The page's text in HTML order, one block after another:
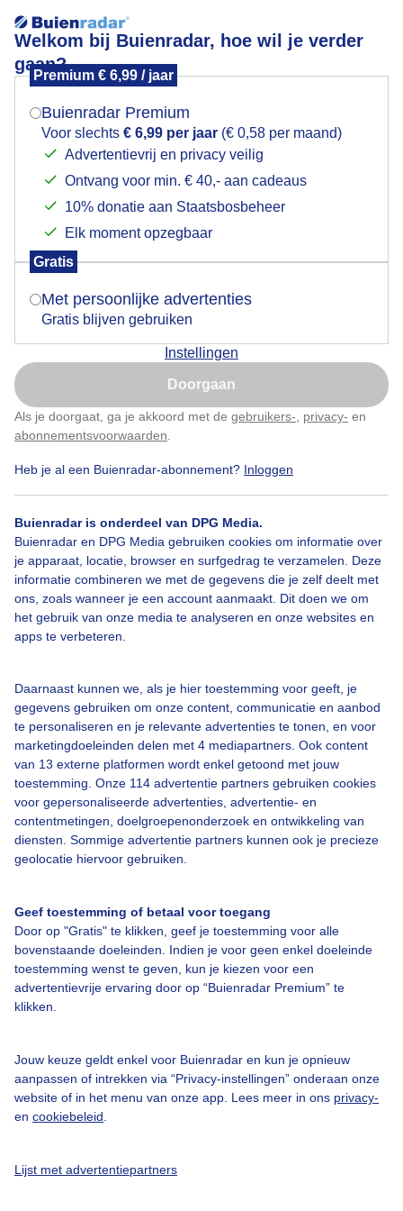
Welkom bij Buienradar, hoe wil je verder
gaan?
Premium € 6,99 / jaar
Buienradar Premium
Voor slechts € 6,99 per jaar (€ 0,58 per maand)
Advertentievrij en privacy veilig
Ontvang voor min. € 40,- aan cadeaus
10% donatie aan Staatsbosbeheer
Elk moment opzegbaar
Gratis
Met persoonlijke advertenties
Gratis blijven gebruiken
Instellingen
Doorgaan
Als je doorgaat, ga je akkoord met de gebruikers- privacy- en
abonnementsvoorwaarden
Heb je al een Buienradar-abonnement? Inloggen
Buienradar is onderdeel van DPG Media.
Buienradar en DPG Media gebruiken cookies om informatie over
je apparaat, locatie, browser en surfgedrag te verzamelen. Deze
informatie combineren we met de gegevens die je zelf deelt met
ons, zoals wanneer je een account aanmaakt. Dit doen we om
het gebruik van onze media te analyseren en onze websites en
apps te verbeteren.
Daarnaast kunnen we, als je hier toestemming voor geeft, je
gegevens gebruiken om onze content, communicatie en aanbod
te personaliseren en je relevante advertenties te tonen, en voor
marketingdoeleinden delen met 4 mediapartners. Ook content
van 13 externe platformen wordt enkel getoond met jouw
toestemming. Onze 114 advertentie partners gebruiken cookies
voor gepersonaliseerde advertenties, advertentie- en
contentmetingen, doelgroepenonderzoek en ontwikkeling van
diensten. Sommige advertentie partners kunnen ook je precieze
geolocatie hiervoor gebruiken.
Geef toestemming of betaal voor toegang
Door op "Gratis" te klikken, geef je toestemming voor alle
bovenstaande doeleinden. Indien je voor geen enkel doeleinde
toestemming wenst te geven, kun je kiezen voor een
advertentievrije ervaring door op “Buienradar Premium” te
klikken.
Jouw keuze geldt enkel voor Buienradar en kun je opnieuw
aanpassen of intrekken via “Privacy-instellingen” onderaan onze
website of in het menu van onze app. Lees meer in ons privacy-
en cookiebeleid
Lijst met advertentiepartners
Zonnig schaatsweer
met schaatsers op de kunstijsbaan
Door: ria brasser
Kerstvakantie
Bekijk slideshow
Een moment geduld aub...
Over Buienradar
Bedrijfsgegevens
Veelgestelde vragen
Contact
Toegankelijkheid
Adverteren
Buienradar Team
Mogen we je locatie gebruiken voor het
Indien je hier nog geen akkoord op hebt gegeven,
verschijnt er zo een pop-up uit je browser waarin
Is goed, toon de popup
Nu niet, misschien later
Klik hierom dit aan te passen